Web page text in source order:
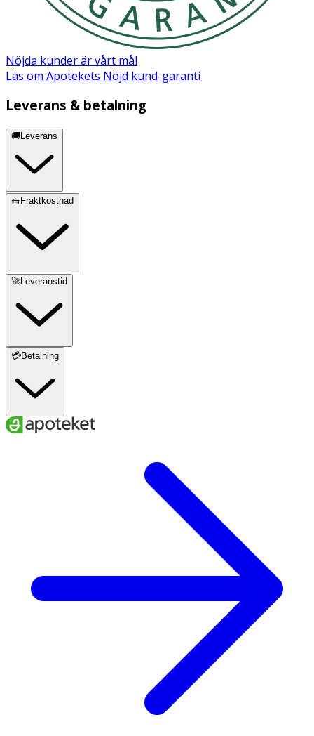
Nöjda kunder är vårt mål
Läs om Apotekets Nöjd kund-garanti
Leverans & betalning
🚚Leverans
🧺Fraktkostnad
🚀Leveranstid
💳Betalning